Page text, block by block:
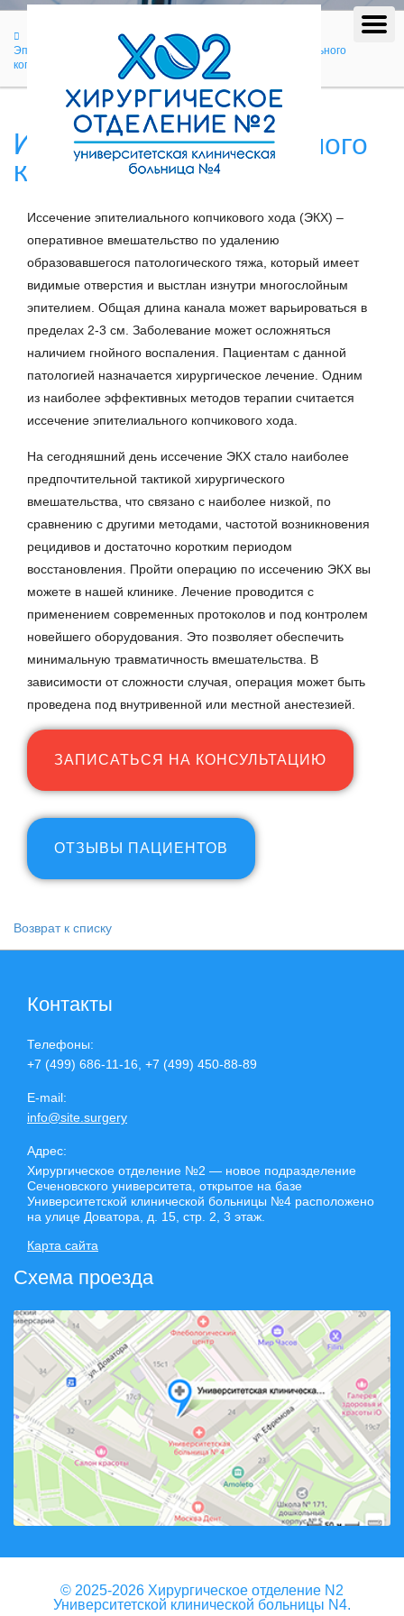
Проктологические заболевания
Эпителиальный копчиковый ход
Иссечение эпителиального
копчикового хода
Иссечение эпителиального
копчикового хода
Иссечение эпителиального копчикового хода (ЭКХ) –
оперативное вмешательство по удалению
образовавшегося патологического тяжа, который имеет
видимые отверстия и выстлан изнутри многослойным
эпителием. Общая длина канала может варьироваться в
пределах 2-3 см. Заболевание может осложняться
наличием гнойного воспаления. Пациентам с данной
патологией назначается хирургическое лечение. Одним
из наиболее эффективных методов терапии считается
иссечение эпителиального копчикового хода.
На сегодняшний день иссечение ЭКХ стало наиболее
предпочтительной тактикой хирургического
вмешательства, что связано с наиболее низкой, по
сравнению с другими методами, частотой возникновения
рецидивов и достаточно коротким периодом
восстановления. Пройти операцию по иссечению ЭКХ вы
можете в нашей клинике. Лечение проводится с
применением современных протоколов и под контролем
новейшего оборудования. Это позволяет обеспечить
минимальную травматичность вмешательства. В
зависимости от сложности случая, операция может быть
проведена под внутривенной или местной анестезией.
ЗАПИСАТЬСЯ НА КОНСУЛЬТАЦИЮ
ОТЗЫВЫ ПАЦИЕНТОВ
Возврат к списку
Контакты
Телефоны:
+7 (499) 686-11-16, +7 (499) 450-88-89
E-mail:
info@site.surgery
Адрес:
Хирургическое отделение №2 — новое подразделение
Сеченовского университета, открытое на базе
Университетской клинической больницы №4 расположено
на улице Доватора, д. 15, стр. 2, 3 этаж.
Карта сайта
Схема проезда
© 2025-2026 Хирургическое отделение N2
Университетской клинической больницы N4.